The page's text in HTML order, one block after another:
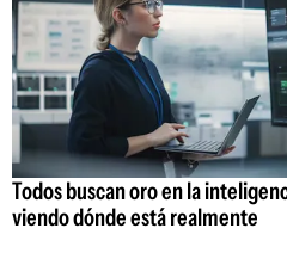
Todos buscan oro en la
viendo dónde está realmente